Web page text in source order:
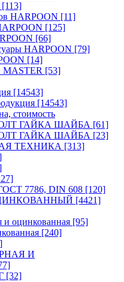
HARPOON [11]
[125]
[66]
HARPOON [79]
[14]
MASTER [53]
[14543]
[14543]
ГАЙКА ШАЙБА [61]
ГАЙКА ШАЙБА [23]
ТЕХНИКА [313]
7786, DIN 608 [120]
[4421]
оцинкованная [95]
[240]
И
[32]